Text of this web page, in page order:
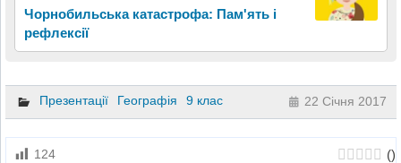
Чорнобильська катастрофа: Пам'ять і
рефлексії
Презентації Географія 9 клас 22 Січня 2017
124 ()